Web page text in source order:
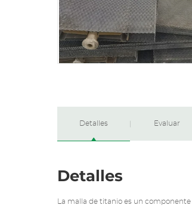
Detalles Evaluar
Detalles
La malla de titanio es un